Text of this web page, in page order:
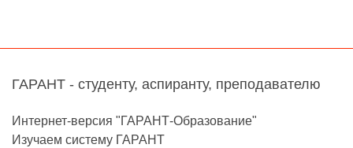
ГАРАНТ - студенту, аспиранту, преподавателю
Интернет-версия "ГАРАНТ-Образование"
Изучаем систему ГАРАНТ